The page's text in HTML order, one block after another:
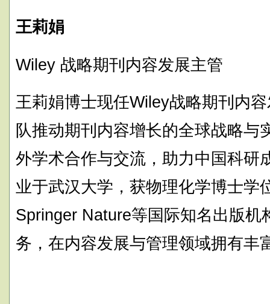
王莉娟
Wiley 战略期刊内容发展主管
王莉娟博士现任Wiley战略期刊内
队推动期刊内容增长的全球战略与
外学术合作与交流，助力中国科研
业于武汉大学，获物理化学博士学
Springer Nature等国际知名出版机
务，在内容发展与管理领域拥有丰